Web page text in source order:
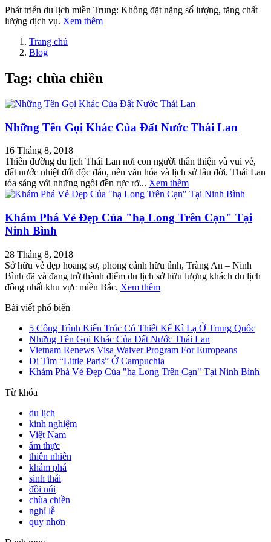
Phát triển du lịch miền Trung: Không đặt nặng số lượng, tăng chất
lượng dịch vụ. Xem thêm
Trang chủ
Blog
Tag: chùa chiền
Những Tên Gọi Khác Của Đất Nước Thái Lan
16 Tháng 8, 2018
Thiên đường du lịch Thái Lan nơi con người thân thiện và vui vẻ,
đất nước nhiệt đới độc đáo, nền văn hóa và lịch sử lâu đời. Thái Lan
tỏa sáng với những ngôi đền rực rỡ... Xem thêm
Khám Phá Vẻ Đẹp Của "hạ Long Trên Cạn" Tại
Ninh Bình
28 Tháng 8, 2018
Sở hữu vẻ đẹp hoang sơ, phong cảnh hữu tình, Tràng An – Ninh
Bình đã và đang trở thành điểm du lịch sở hữu lượng khách du lịch
đông nhất khu vực miền Bắc. Xem thêm
Bài viết phổ biến
5 Công Trình Kiến Trúc Có Thiết Kế Kì Lạ Ở Trung Quốc
Những Tên Gọi Khác Của Đất Nước Thái Lan
Vietnam Renews Visa Waiver Program For Europeans
Đi Tìm “Little Paris” Ở Campuchia
Khám Phá Vẻ Đẹp Của "hạ Long Trên Cạn" Tại Ninh Bình
Từ khóa
du lịch
kinh nghiệm
Việt Nam
ẩm thực
thiên nhiên
khám phá
sinh thái
đồi núi
chùa chiền
nghỉ lễ
quy nhơn